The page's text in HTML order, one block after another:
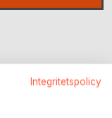
Integritetspolicy